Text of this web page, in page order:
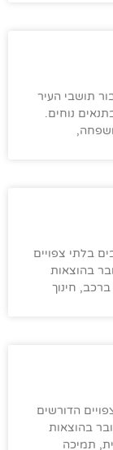
תושבי העיר
נוחים.
בלתי צפויים
בהוצאות
חינוך
הדורשים
בהוצאות
תמיכה